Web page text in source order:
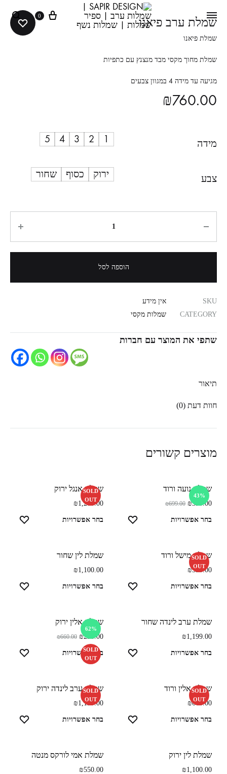
0 שמלת ערב פיאנו
שמלת פיאנו
שמלת מחוך מקסי מבד מנצנץ עם כתפיות
מגיעה עד מידה 4 במגוון צבעים
₪760.00
מידה 1
2
3
4
5
צבע ירוק כסוף שחור
הוספה לסל
SKU
אין מידע
CATEGORY
שמלות מקסי
שתפי את המוצר עם חברות
תיאור
חוות דעת (0)
מוצרים קשורים
43%
שמלת נועה ורוד
₪399.00
₪699.00
בחר אפשרויות
SOLD
OUT
שמלת אנגל ירוק
₪1,200.00
בחר אפשרויות
SOLD
OUT
שמלת מישל ורוד
₪550.00
בחר אפשרויות
שמלת לין שחור
₪1,100.00
בחר אפשרויות
שמלת ערב לינדה שחור
₪1,199.00
בחר אפשרויות
62%
SOLD
OUT
שמלת אלין ירוק
₪250.00
₪660.00
בחר אפשרויות
SOLD
OUT
שמלת אלין ורוד
₪660.00
בחר אפשרויות
SOLD
OUT
שמלת ערב לינדה ירוק
₪1,199.00
בחר אפשרויות
שמלת לין ירוק
₪1,100.00
שמלת אמי לורקס מנטה
₪550.00